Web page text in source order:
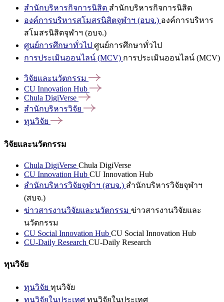
สำนักบริหารกิจการนิสิต สำนักบริหารกิจการนิสิต
องค์การบริหารสโมสรนิสิตจุฬาฯ (อบจ.) องค์การบริหาร
สโมสรนิสิตจุฬาฯ (อบจ.)
ศูนย์การศึกษาทั่วไป ศูนย์การศึกษาทั่วไป
การประเมินออนไลน์ (MCV) การประเมินออนไลน์ (MCV)
วิจัยและนวัตกรรม
CU Innovation Hub
Chula DigiVerse
สำนักบริหารวิจัย
ทุนวิจัย
วิจัยและนวัตกรรม
Chula DigiVerse Chula DigiVerse
CU Innovation Hub CU Innovation Hub
สำนักบริหารวิจัยจุฬาฯ (สบจ.) สำนักบริหารวิจัยจุฬาฯ
(สบจ.)
ข่าวสารงานวิจัยและนวัตกรรม ข่าวสารงานวิจัยและ
นวัตกรรม
CU Social Innovation Hub CU Social Innovation Hub
CU-Daily Research CU-Daily Research
ทุนวิจัย
ทุนวิจัย ทุนวิจัย
ทุนวิจัยในประเทศ ทุนวิจัยในประเทศ